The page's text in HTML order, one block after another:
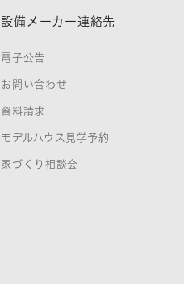
設備メーカー連絡先
電子公告
お問い合わせ
資料請求
モデルハウス見学予約
家づくり相談会